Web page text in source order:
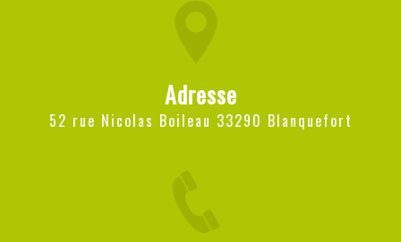
Adresse
52 rue Nicolas Boileau 33290 Blanquefort